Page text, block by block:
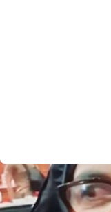
Wabup Intan Dorong
Berkarakter dan Sadar